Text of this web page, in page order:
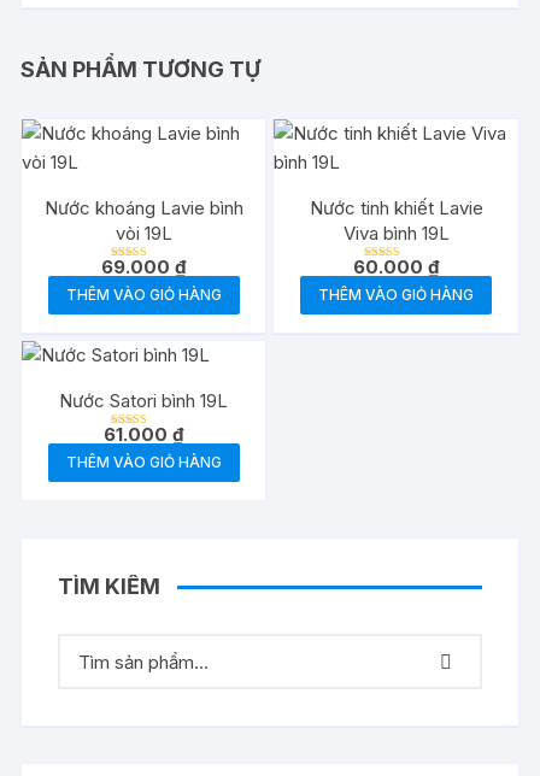
SẢN PHẨM TƯƠNG TỰ
Nước khoáng Lavie bình
vòi 19L
Được xếp
5.00
69.000₫
THÊM VÀO GIỎ HÀNG
Nước tinh khiết Lavie
Viva bình 19L
Được xếp
5.00
60.000₫
THÊM VÀO GIỎ HÀNG
Nước Satori bình 19L
Được xếp
5.00
61.000₫
THÊM VÀO GIỎ HÀNG
TÌM KIẾM